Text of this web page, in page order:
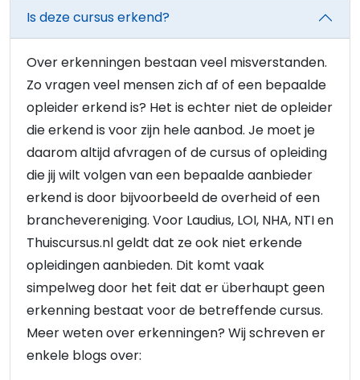
Is deze cursus erkend?
Over erkenningen bestaan veel misverstanden.
Zo vragen veel mensen zich af of een bepaalde
opleider erkend is? Het is echter niet de opleider
die erkend is voor zijn hele aanbod. Je moet je
daarom altijd afvragen of de cursus of opleiding
die jij wilt volgen van een bepaalde aanbieder
erkend is door bijvoorbeeld de overheid of een
branchevereniging. Voor Laudius, LOI, NHA, NTI en
Thuiscursus.nl geldt dat ze ook niet erkende
opleidingen aanbieden. Dit komt vaak
simpelweg door het feit dat er überhaupt geen
erkenning bestaat voor de betreffende cursus.
Meer weten over erkenningen? Wij schreven er
enkele blogs over: